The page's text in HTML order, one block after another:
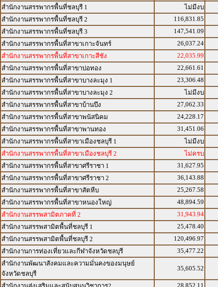
สำนักงานสรรพากรพื้นที่ชลบุรี 1
ไม่มีงบ
สำนักงานสรรพากรพื้นที่ชลบุรี 2
116,831.85
สำนักงานสรรพากรพื้นที่ชลบุรี 3
147,541.09
สำนักงานสรรพากรพื้นที่สาขาเกาะจันทร์
26,037.24
สำนักงานสรรพากรพื้นที่สาขาเกาะสีชัง
22,035.99
สำนักงานสรรพากรพื้นที่สาขาบ่อทอง
22,661.61
สำนักงานสรรพากรพื้นที่สาขาบางละมุง 1
23,306.48
สำนักงานสรรพากรพื้นที่สาขาบางละมุง 2
ไม่มีงบ
สำนักงานสรรพากรพื้นที่สาขาบ้านบึง
27,062.33
สำนักงานสรรพากรพื้นที่สาขาพนัสนิคม
24,228.17
สำนักงานสรรพากรพื้นที่สาขาพานทอง
31,451.06
สำนักงานสรรพากรพื้นที่สาขาเมืองชลบุรี 1
ไม่มีงบ
สำนักงานสรรพากรพื้นที่สาขาเมืองชลบุรี 2
ไม่ครบ
สำนักงานสรรพากรพื้นที่สาขาศรีราชา 1
31,627.95
สำนักงานสรรพากรพื้นที่สาขาศรีราชา 2
36,143.88
สำนักงานสรรพากรพื้นที่สาขาสัตหีบ
25,267.58
สำนักงานสรรพากรพื้นที่สาขาหนองใหญ่
48,894.59
สำนักงานสรรพสามิตภาคที่ 2
31,943.94
สำนักงานสรรพสามิตพื้นที่ชลบุรี 1
25,478.40
สำนักงานสรรพสามิตพื้นที่ชลบุรี 2
120,496.97
สำนักงานการท่องเที่ยวและกีฬาจังหวัดชลบุรี
35,477.22
สำนักงานพัฒนาสังคมและความมั่นคงของมนุษย์
จังหวัดชลบุรี
35,605.52
28,852.11